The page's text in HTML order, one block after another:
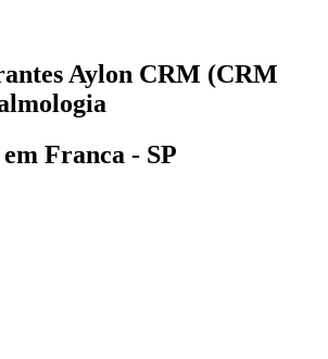
Aylon CRM (CRM
Franca - SP